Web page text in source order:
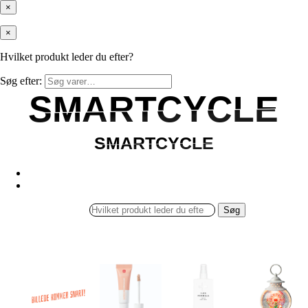
×
×
Hvilket produkt leder du efter?
Søg efter:
SMARTCYCLE
SMARTCYCLE
SMARTCYCLE
SMARTCYCLE
Søg